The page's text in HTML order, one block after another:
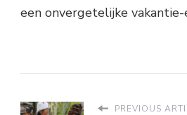
een onvergetelijke
PREVIOUS